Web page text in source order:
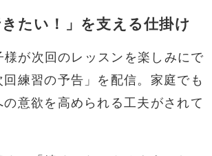
たい！」を支える仕掛け
が次回のレッスンを楽しみにで
練習の予告」を配信。家庭でも
意欲を高められる工夫がされて